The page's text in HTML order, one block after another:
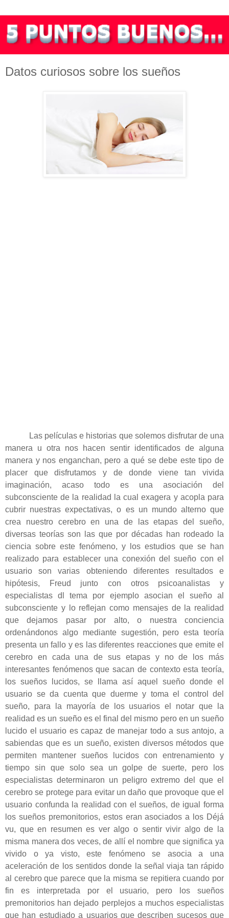
Datos curiosos sobre los sueños
Las películas e historias que solemos disfrutar de una
manera u otra nos hacen sentir identificados de alguna
manera y nos enganchan, pero a qué se debe este tipo de
placer que disfrutamos y de donde viene tan vivida
imaginación, acaso todo es una asociación del
subconsciente de la realidad la cual exagera y acopla para
cubrir nuestras expectativas, o es un mundo alterno que
crea nuestro cerebro en una de las etapas del sueño,
diversas teorías son las que por décadas han rodeado la
ciencia sobre este fenómeno, y los estudios que se han
realizado para establecer una conexión del sueño con el
usuario son varias obteniendo diferentes resultados e
hipótesis, Freud junto con otros psicoanalistas y
especialistas dl tema por ejemplo asocian el sueño al
subconsciente y lo reflejan como mensajes de la realidad
que dejamos pasar por alto, o nuestra conciencia
ordenándonos algo mediante sugestión, pero esta teoría
presenta un fallo y es las diferentes reacciones que emite el
cerebro en cada una de sus etapas y no de los más
interesantes fenómenos que sacan de contexto esta teoría,
los sueños lucidos, se llama así aquel sueño donde el
usuario se da cuenta que duerme y toma el control del
sueño, para la mayoría de los usuarios el notar que la
realidad es un sueño es el final del mismo pero en un sueño
lucido el usuario es capaz de manejar todo a sus antojo, a
sabiendas que es un sueño, existen diversos métodos que
permiten mantener sueños lucidos con entrenamiento y
tiempo sin que solo sea un golpe de suerte, pero los
especialistas determinaron un peligro extremo del que el
cerebro se protege para evitar un daño que provoque que el
usuario confunda la realidad con el sueños, de igual forma
los sueños premonitorios, estos eran asociados a los Déjá
vu, que en resumen es ver algo o sentir vivir algo de la
misma manera dos veces, de allí el nombre que significa ya
vivido o ya visto, este fenómeno se asocia a una
aceleración de los sentidos donde la señal viaja tan rápido
al cerebro que parece que la misma se repitiera cuando por
fin es interpretada por el usuario, pero los sueños
premonitorios han dejado perplejos a muchos especialistas
que han estudiado a usuarios que describen sucesos que